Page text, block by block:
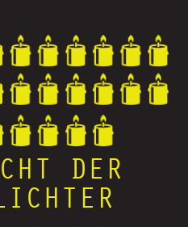
DER